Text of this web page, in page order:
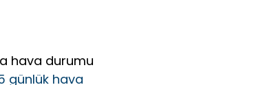
hava durumu
günlük hava